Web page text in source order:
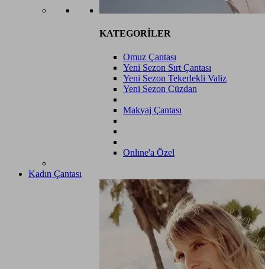
KATEGORİLER
Omuz Çantası
Yeni Sezon Sırt Çantası
Yeni Sezon Tekerlekli Valiz
Yeni Sezon Cüzdan
Makyaj Çantası
Onlıne'a Özel
Kadın Çantası